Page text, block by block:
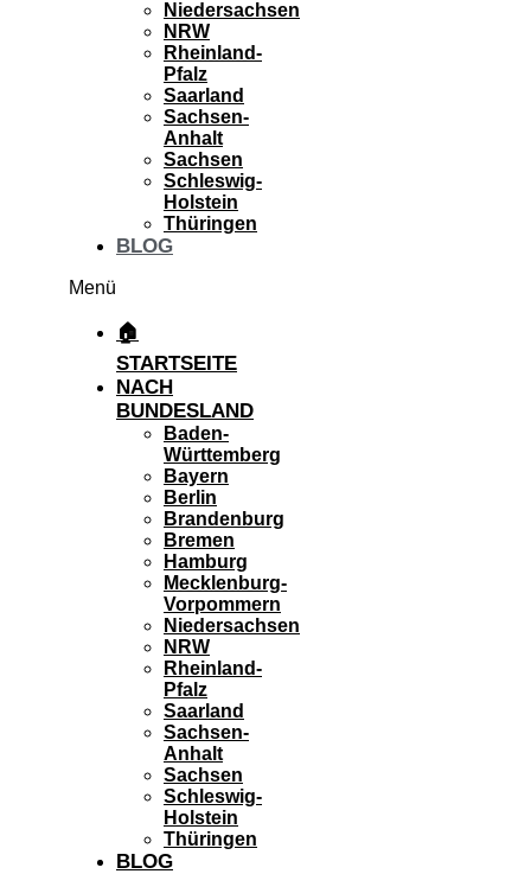
Niedersachsen
NRW
Rheinland-
Pfalz
Saarland
Sachsen-
Anhalt
Sachsen
Schleswig-
Holstein
Thüringen
BLOG
Menü
🏠
STARTSEITE
NACH
BUNDESLAND
Baden-
Württemberg
Bayern
Berlin
Brandenburg
Bremen
Hamburg
Mecklenburg-
Vorpommern
Niedersachsen
NRW
Rheinland-
Pfalz
Saarland
Sachsen-
Anhalt
Sachsen
Schleswig-
Holstein
Thüringen
BLOG